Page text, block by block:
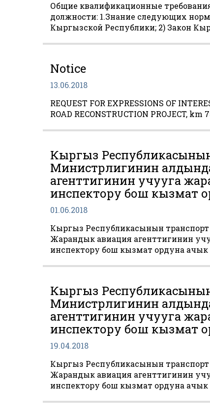
Общие квалификационные
должности: 1.Знание следующих
Кыргызской Республики; 2) Закон
Notice
13.06.2018
REQUEST FOR EXPRESSIONS OF
ROAD RECONSTRUCTION PROJECT,
Кыргыз
Министрлигинин
агенттигинин учууга
инспектору бош кызмат
01.06.2018
Кыргыз Республикасынын
Жарандык авиация агенттигинин
инспектору бош кызмат ордуна ачык
Кыргыз
Министрлигинин
агенттигинин учууга
инспектору бош кызмат
19.04.2018
Кыргыз Республикасынын
Жарандык авиация агенттигинин
инспектору бош кызмат ордуна ачык